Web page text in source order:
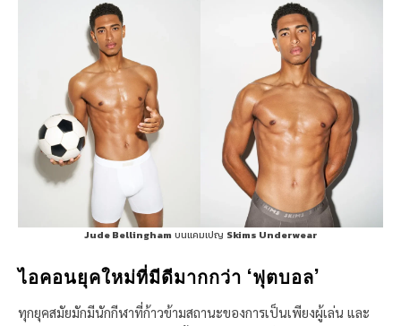
Jude Bellingham บนแคมเปญ Skims Underwear
ไอคอนยุคใหม่ที่มีดีมากกว่า ‘ฟุตบอล’
ทุกยุคสมัยมักมีนักกีฬาที่ก้าวข้ามสถานะของการเป็นเพียงผู้เล่น และ